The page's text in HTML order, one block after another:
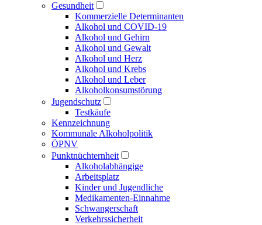
Gesundheit
Kommerzielle Determinanten
Alkohol und COVID-19
Alkohol und Gehirn
Alkohol und Gewalt
Alkohol und Herz
Alkohol und Krebs
Alkohol und Leber
Alkoholkonsumstörung
Jugendschutz
Testkäufe
Kennzeichnung
Kommunale Alkoholpolitik
ÖPNV
Punktnüchternheit
Alkoholabhängige
Arbeitsplatz
Kinder und Jugendliche
Medikamenten-Einnahme
Schwangerschaft
Verkehrssicherheit